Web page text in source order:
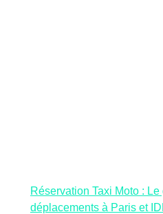
Réservation Taxi Moto :
déplacements à Paris et